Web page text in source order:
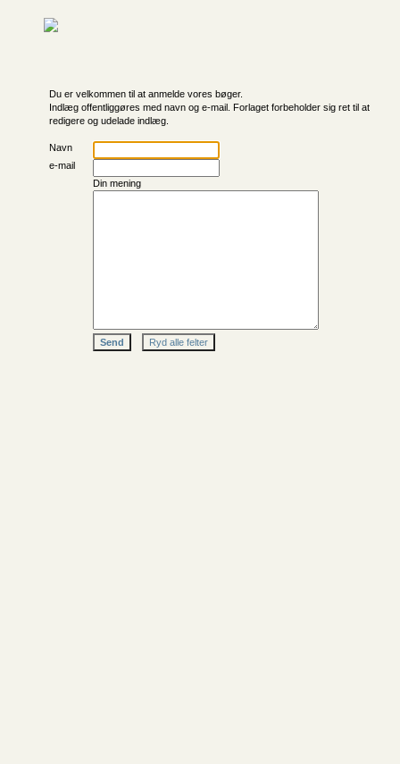
Du er velkommen til at anmelde vores bøger.
Indlæg offentliggøres med navn og e-mail. Forlaget forbeholder sig ret til at
redigere og udelade indlæg.
Navn
e-mail
Din mening